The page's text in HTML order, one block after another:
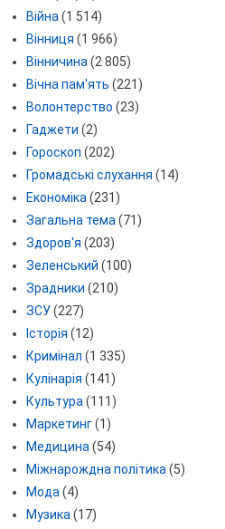
Війна (1 514)
Вінниця (1 966)
Вінничина (2 805)
Вічна пам'ять (221)
Волонтерство (23)
Гаджети (2)
Гороскоп (202)
Громадські слухання (14)
Економіка (231)
Загальна тема (71)
Здоров'я (203)
Зеленський (100)
Зрадники (210)
ЗСУ(227)
Історія (12)
Кримінал (1 335)
Кулінарія (141)
Культура (111)
Маркетинг(1)
Медицина (54)
Міжнарождна політика (5)
Мода (4)
Музика (17)